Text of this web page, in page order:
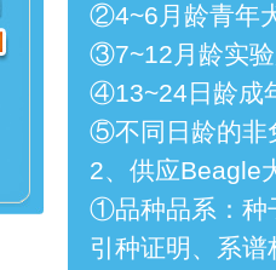
②4~6月龄青年
③7~12月龄实
④13~24日龄成
⑤不同日龄的非
2、供应Beagle
①品种品系：种
引种证明、系